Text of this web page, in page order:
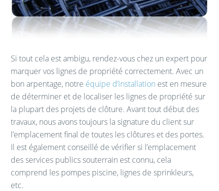
Si tout cela est ambigu, rendez-vous chez un expert pour
marquer vos lignes de propriété correctement. Avec un
bon arpentage, notre équipe d’installation est en mesure
de déterminer et de localiser les lignes de propriété sur
la plupart des projets de clôture. Avant tout début des
travaux, nous avons toujours la signature du client sur
l’emplacement final de toutes les clôtures et des portes.
Il est également conseillé de vérifier si l’emplacement
des services publics souterrain est connu, cela
comprend les pompes piscine, lignes de sprinkleurs,
etc.